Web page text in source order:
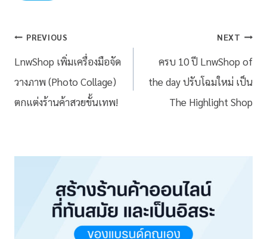
PREVIOUS
LnwShop เพิ่มเครื่องมือจัด
วางภาพ (Photo Collage)
ตกแต่งร้านค้าสวยขั้นเทพ!
NEXT
ครบ 10 ปี LnwShop of
the day ปรับโฉมใหม่ เป็น
The Highlight Shop